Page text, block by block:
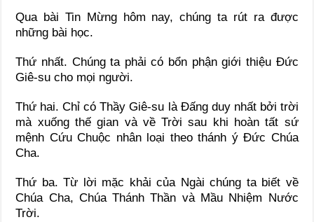
Qua bài Tin Mừng hôm nay, chúng ta rút ra được
những bài học.
Thứ nhất. Chúng ta phải có bổn phận giới thiệu Đức
Giê-su cho mọi người.
Thứ hai. Chỉ có Thầy Giê-su là Đấng duy nhất bởi trời
mà xuống thế gian và về Trời sau khi hoàn tất sứ
mệnh Cứu Chuộc nhân loại theo thánh ý Đức Chúa
Cha.
Thứ ba. Từ lời mặc khải của Ngài chúng ta biết về
Chúa Cha, Chúa Thánh Thần và Mầu Nhiệm Nước
Trời.